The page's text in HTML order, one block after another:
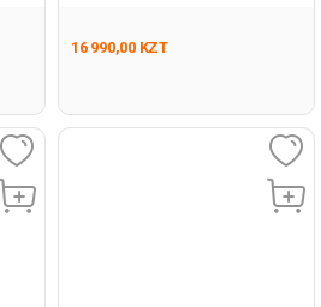
16 990,00 KZT